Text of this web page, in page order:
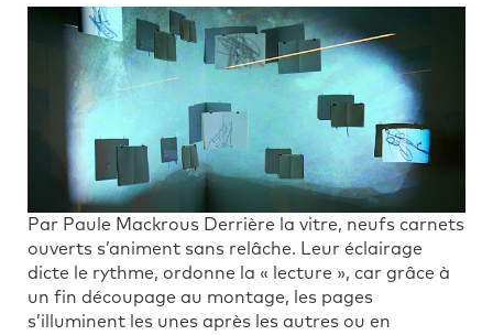
Par Paule Mackrous Derrière la vitre, neufs carnets
ouverts s’animent sans relâche. Leur éclairage
dicte le rythme, ordonne la « lecture », car grâce à
un fin découpage au montage, les pages
s’illuminent les unes après les autres ou en